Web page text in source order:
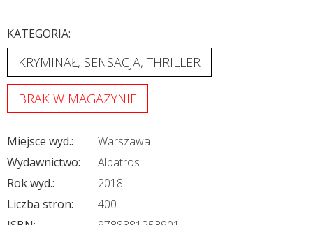
KATEGORIA:
KRYMINAŁ, SENSACJA, THRILLER
BRAK W MAGAZYNIE
Miejsce wyd.:
Warszawa
Wydawnictwo:
Albatros
Rok wyd.:
2018
Liczba stron:
400